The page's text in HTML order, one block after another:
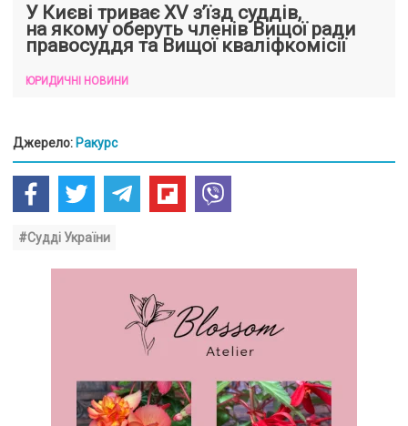
У Києві триває XV з’їзд суддів,
на якому оберуть членів Вищої ради
правосуддя та Вищої кваліфкомісії
ЮРИДИЧНІ НОВИНИ
Джерело: Ракурс
#Судді України